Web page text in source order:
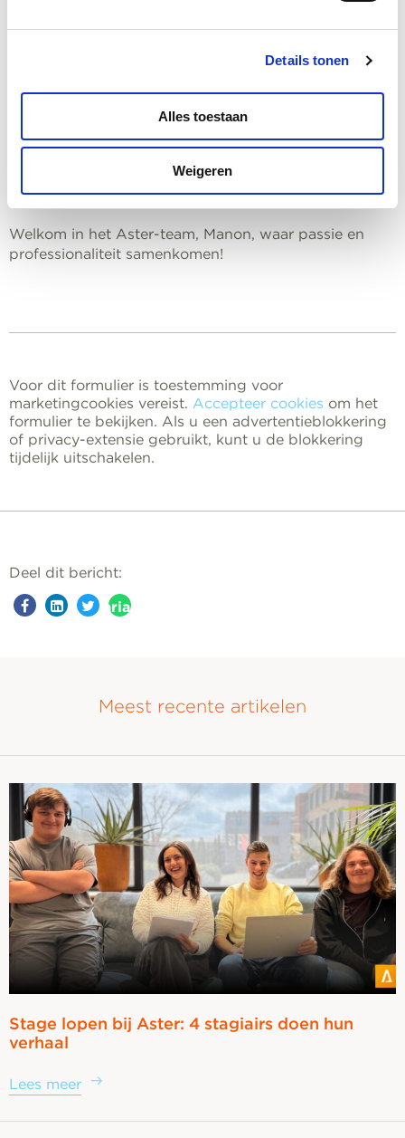
Details tonen
Alles toestaan
Weigeren
Een Levendige Aanwinst voor Ons Team
Met haar IT-vaardigheden en levendige
persoonlijkheid is Manon een dynamische toevoeging
vragen op te lossen gecombineerd met haar creatieve
en culturele interesses, maken haar tot een veelzijdige
collega.
Welkom in het Aster-team, Manon, waar passie en
professionaliteit samenkomen!
Voor dit formulier is toestemming voor
marketingcookies vereist. Accepteer cookies om het
formulier te bekijken. Als u een advertentieblokkering
of privacy-extensie gebruikt, kunt u de blokkering
tijdelijk uitschakelen.
Deel dit bericht:
aria-
Meest recente artikelen
Stage lopen bij Aster: 4 stagiairs doen hun
verhaal
Lees meer